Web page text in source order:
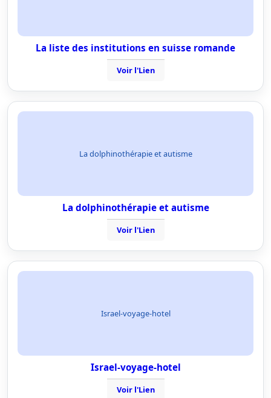
La liste des institutions en suisse romande
Voir l'Lien
La dolphinothérapie et autisme
La dolphinothérapie et autisme
Voir l'Lien
Israel-voyage-hotel
Israel-voyage-hotel
Voir l'Lien